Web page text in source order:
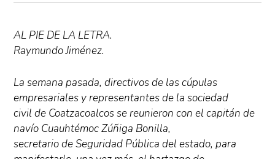
AL PIE DE LA LETRA.
Raymundo Jiménez.
La semana pasada, directivos de las cúpulas
empresariales y representantes de la sociedad
civil de Coatzacoalcos se reunieron con el capitán de
navío Cuauhtémoc Zúñiga Bonilla,
secretario de Seguridad Pública del estado, para